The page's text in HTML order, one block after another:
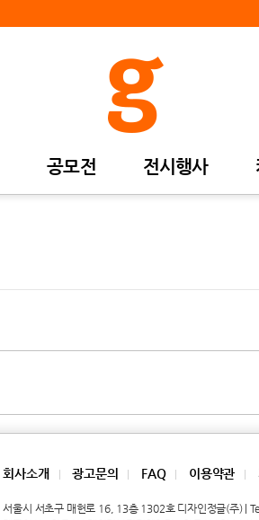
공모전 전시행사
회사소개 광고문의 FAQ 이용약관
서울시 서초구 매헌로 16, 13층 1302호 디자인정글(주)